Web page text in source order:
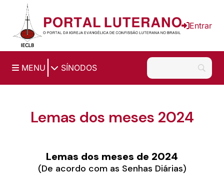
Ir para o conteúdo principal
Entrar
MENU SÍNODOS
Lemas dos meses 2024
Lemas dos meses de 2024
(De acordo com as Senhas Diárias)